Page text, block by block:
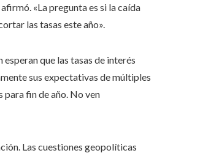
«La pregunta es si la caída
las tasas este año».
que las tasas de interés
sus expectativas de múltiples
para fin de año. No ven
Las cuestiones geopolíticas